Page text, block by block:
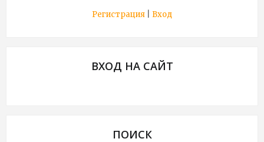
Регистрация
Вход
ВХОД НА САЙТ
ПОИСК